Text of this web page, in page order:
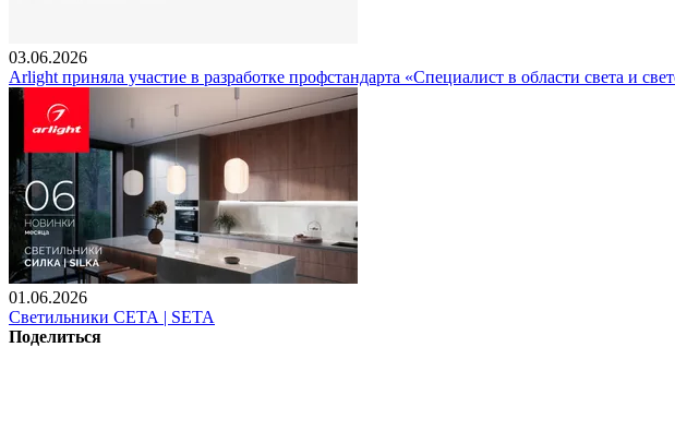
03.06.2026
Arlight приняла участие в разработке профстандарта «Специалист в области света и
01.06.2026
Светильники СЕТА | SETA
Поделиться